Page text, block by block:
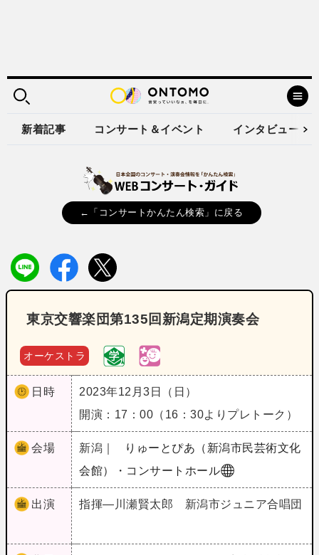
新着記事 コンサート＆イベント インタビュー
←「コンサートかんたん検索」に戻る
東京交響楽団第135回新潟定期演奏会
オーケストラ
日時
2023年12月3日（日）
開演：17：00（16：30よりプレトーク）
会場 新潟｜
りゅーとぴあ（新潟市民芸術文化
会館）・コンサートホール
出演 指揮―川瀬賢太郎 新潟市ジュニア合唱団